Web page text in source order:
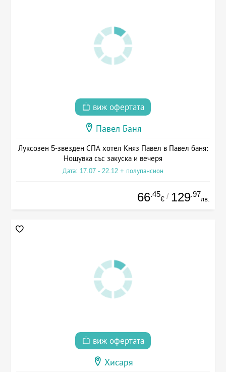
виж офертата
Павел Баня
Луксозен 5-звезден СПА хотел Княз Павел в Павел баня:
Нощувка със закуска и вечеря
Дата: 17.07 - 22.12 + полупансион
66.45
€ / 129.97
лв.
виж офертата
Хисаря